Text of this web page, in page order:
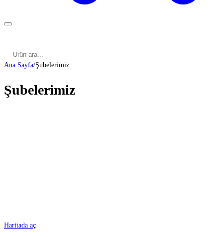
Ana Sayfa/Şubelerimiz
Şubelerimiz
Haritada aç